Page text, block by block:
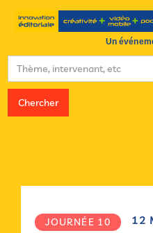
Un
JOURNÉE 10 12